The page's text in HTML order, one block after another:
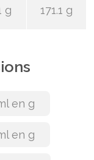
g 171.1 g
en g
en g